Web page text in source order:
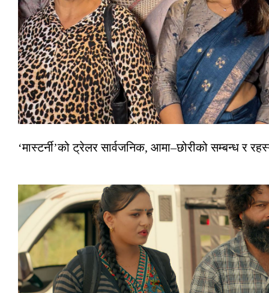
‘मास्टर्नी’को ट्रेलर सार्वजनिक, आमा–छोरीको सम्बन्ध र